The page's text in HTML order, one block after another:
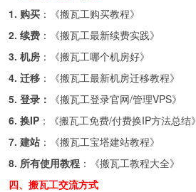
1. 购买 ：《搬瓦工购买教程》
2. 续费 ：《搬瓦工最新续费实践》
3. 机房 ：《搬瓦工哪个机房好》
4. 迁移 ：《搬瓦工最新机房迁移教程》
5. 登录：
《搬瓦工登录官网/管理VPS》
6. 换IP ：《搬瓦工免费/付费换IP方法总结》
7. 建站 ：《搬瓦工宝塔建站教程》
8. 所有使用教程 ：《搬瓦工教程大全》
四、搬瓦工交流方式